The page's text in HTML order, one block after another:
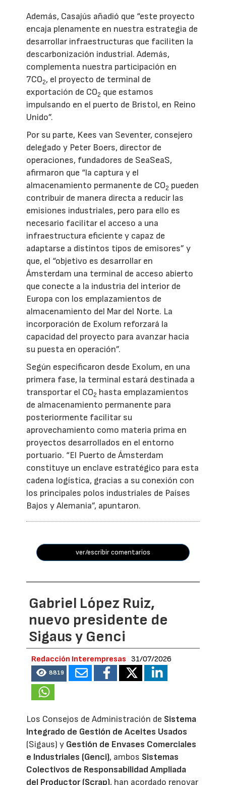
Además, Casajús añadió que “este proyecto
encaja plenamente en nuestra estrategia de
desarrollar infraestructuras que faciliten la
descarbonización industrial. Además,
complementa nuestra participación en
7CO2, el proyecto de terminal de
exportación de CO2 que estamos
impulsando en el puerto de Bristol, en Reino
Unido”.
Por su parte, Kees van Seventer, consejero
delegado y Peter Boers, director de
operaciones, fundadores de SeaSeaS,
afirmaron que “la captura y el
almacenamiento permanente de CO2 pueden
contribuir de manera directa a reducir las
emisiones industriales, pero para ello es
necesario facilitar el acceso a una
infraestructura eficiente y capaz de
adaptarse a distintos tipos de emisores” y
que, el “objetivo es desarrollar en
Ámsterdam una terminal de acceso abierto
que conecte a la industria del interior de
Europa con los emplazamientos de
almacenamiento del Mar del Norte. La
incorporación de Exolum reforzará la
capacidad del proyecto para avanzar hacia
su puesta en operación”.
Según especificaron desde Exolum, en una
primera fase, la terminal estará destinada a
transportar el CO2 hasta emplazamientos
de almacenamiento permanente para
posteriormente facilitar su
aprovechamiento como materia prima en
proyectos desarrollados en el entorno
portuario. “El Puerto de Ámsterdam
constituye un enclave estratégico para esta
cadena logística, gracias a su conexión con
los principales polos industriales de Países
Bajos y Alemania”, apuntaron.
ver/escribir comentarios
Gabriel López Ruiz,
nuevo presidente de
Sigaus y Genci
Redacción Interempresas 31/07/2026
8819
Los Consejos de Administración de Sistema
Integrado de Gestión de Aceites Usados
(Sigaus) y Gestión de Envases Comerciales
e Industriales (Genci), ambos Sistemas
Colectivos de Responsabilidad Ampliada
del Productor (Scrap), han acordado renovar